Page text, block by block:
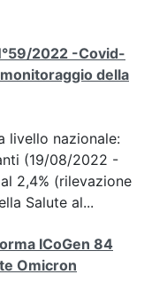
2022 -Covid-
della
livello nazionale:
(19/08/2022 -
2,4% (rilevazione
Salute al...
ICoGen 84
Omicron